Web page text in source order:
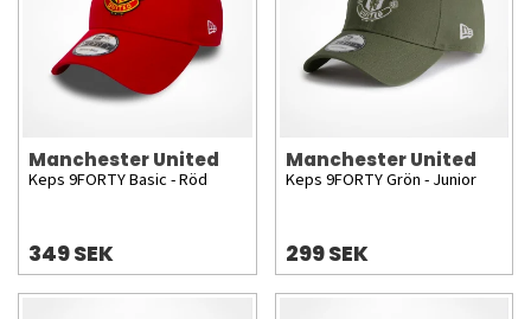
Manchester United
Keps 9FORTY Basic - Röd
349 SEK
Manchester United
Keps 9FORTY Grön - Junior
299 SEK